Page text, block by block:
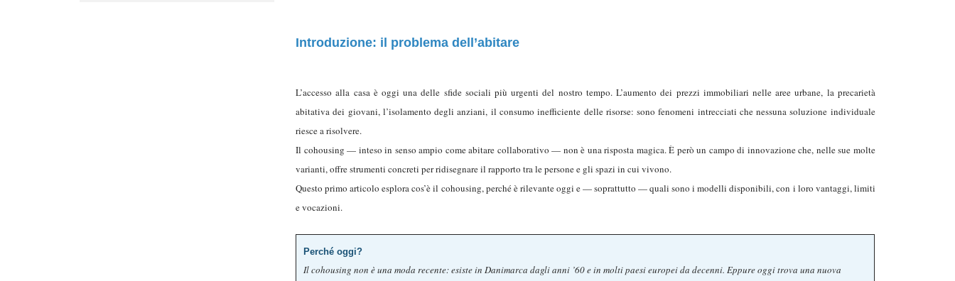
Introduzione: il problema dell’abitare
L’accesso alla casa è oggi una delle sfide sociali più urgenti del nostro tempo. L’aumento dei prezzi immobiliari nelle aree urbane, la precarietà
abitativa dei giovani, l’isolamento degli anziani, il consumo inefficiente delle risorse: sono fenomeni intrecciati che nessuna soluzione individuale
riesce a risolvere.
Il cohousing — inteso in senso ampio come abitare collaborativo — non è una risposta magica. È però un campo di innovazione che, nelle sue molte
varianti, offre strumenti concreti per ridisegnare il rapporto tra le persone e gli spazi in cui vivono.
Questo primo articolo esplora cos’è il cohousing, perché è rilevante oggi e — soprattutto — quali sono i modelli disponibili, con i loro vantaggi, limiti
e vocazioni.
Perché oggi?
Il cohousing non è una moda recente: esiste in Danimarca dagli anni ’60 e in molti paesi europei da decenni. Eppure oggi trova una nuova